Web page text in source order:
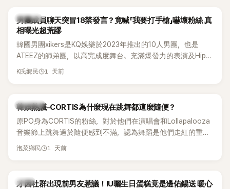
K-POP
男團成員聊天突冒18禁發言？竟喊「我要打手槍」嚇壞粉絲 真
相曝光超荒謬
韓國男團xikers是KQ娛樂於2023年推出的10人男團，也是
ATEEZ的師弟團，以高完成度舞台、充滿爆發力的表演及Hip-
Hop風格聞名，出道後迅速累積大批海內外粉絲，近年也陸續
K氏鄉民 1 天前
熱議討論
韓娛熱議-CORTIS為什麼現在跳舞都這麼隨便？
原PO身為CORTIS的粉絲，對於他們在演唱會和Lollapalooza
音樂節上跳舞過於隨便感到不滿，認為舞蹈是他們走紅的重要
原因，希望他們能更認真地表演。
泡菜鄉民 1 天前
韓星
才因社群出現前男友惹議！IU曬生日蛋糕竟是邊佑錫送 暖心